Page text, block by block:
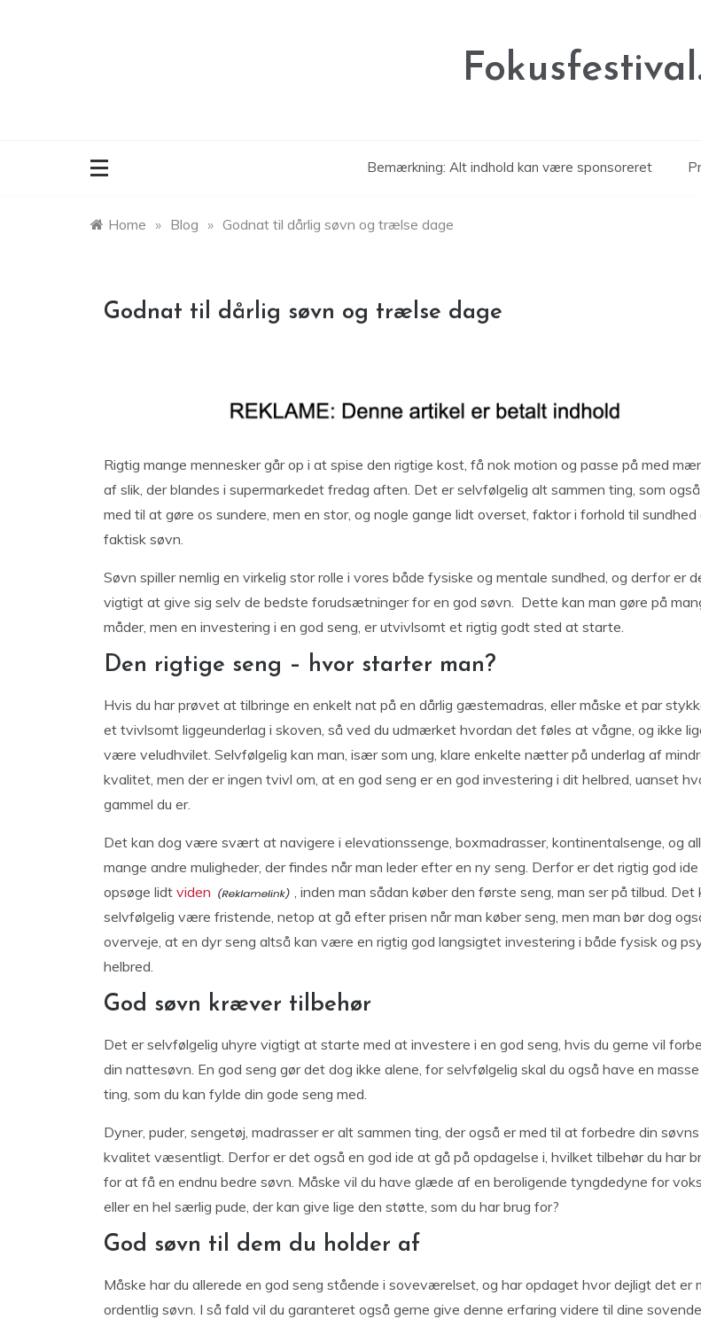
Bemærkning: Alt indhold kan være sponsoreret
Home » Blog » Godnat til dårlig søvn og trælse dage
Godnat til dårlig søvn og trælse dage
Rigtig mange mennesker går op i at spise den rigtige kost, få nok motion og passe på med
af slik, der blandes i supermarkedet fredag aften. Det er selvfølgelig alt sammen ting, som
med til at gøre os sundere, men en stor, og nogle gange lidt overset, faktor i forhold til sundhed
faktisk søvn.
Søvn spiller nemlig en virkelig stor rolle i vores både fysiske og mentale sundhed, og derfor er
vigtigt at give sig selv de bedste forudsætninger for en god søvn. Dette kan man gøre på
måder, men en investering i en god seng, er utvivlsomt et rigtig godt sted at starte.
Den rigtige seng – hvor starter man?
Hvis du har prøvet at tilbringe en enkelt nat på en dårlig gæstemadras, eller måske et par
et tvivlsomt liggeunderlag i skoven, så ved du udmærket hvordan det føles at vågne, og ikke
være veludhvilet. Selvfølgelig kan man, især som ung, klare enkelte nætter på underlag af
kvalitet, men der er ingen tvivl om, at en god seng er en god investering i dit helbred, uanset
gammel du er.
Det kan dog være svært at navigere i elevationssenge, boxmadrasser, kontinentalsenge, og
mange andre muligheder, der findes når man leder efter en ny seng. Derfor er det rigtig god
opsøge lidt viden
, inden man sådan køber den første seng, man ser på tilbud. Det
selvfølgelig være fristende, netop at gå efter prisen når man køber seng, men man bør dog
overveje, at en dyr seng altså kan være en rigtig god langsigtet investering i både fysisk og
helbred.
God søvn kræver tilbehør
Det er selvfølgelig uhyre vigtigt at starte med at investere i en god seng, hvis du gerne vil
din nattesøvn. En god seng gør det dog ikke alene, for selvfølgelig skal du også have en
ting, som du kan fylde din gode seng med.
Dyner, puder, sengetøj, madrasser er alt sammen ting, der også er med til at forbedre din søvns
kvalitet væsentligt. Derfor er det også en god ide at gå på opdagelse i, hvilket tilbehør du har
for at få en endnu bedre søvn. Måske vil du have glæde af en beroligende tyngdedyne for
eller en hel særlig pude, der kan give lige den støtte, som du har brug for?
God søvn til dem du holder af
Måske har du allerede en god seng stående i soveværelset, og har opdaget hvor dejligt det er
ordentlig søvn. I så fald vil du garanteret også gerne give denne erfaring videre til dine sovende